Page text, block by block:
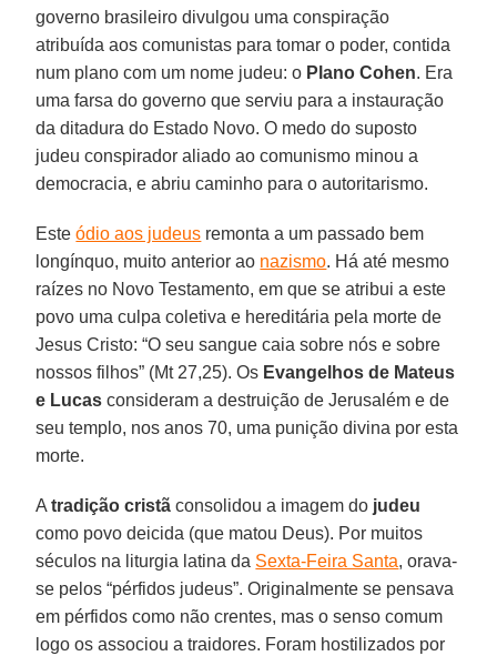
governo brasileiro divulgou uma conspiração
atribuída aos comunistas para tomar o poder, contida
num plano com um nome judeu: o Plano Cohen. Era
uma farsa do governo que serviu para a instauração
da ditadura do Estado Novo. O medo do suposto
judeu conspirador aliado ao comunismo minou a
democracia, e abriu caminho para o autoritarismo.
Esteódio aos judeus remonta a um passado bem
longínquo, muito anterior ao nazismo. Há até mesmo
raízes no Novo Testamento, em que se atribui a este
povo uma culpa coletiva e hereditária pela morte de
Jesus Cristo: “O seu sangue caia sobre nós e sobre
nossos filhos” (Mt 27,25). Os Evangelhos de Mateus
e Lucas consideram a destruição de Jerusalém e de
seu templo, nos anos 70, uma punição divina por esta
morte.
Atradição cristã consolidou a imagem do judeu
como povo deicida (que matou Deus). Por muitos
séculos na liturgia latina da Sexta-Feira Santa, orava-
se pelos “pérfidos judeus”. Originalmente se pensava
em pérfidos como não crentes, mas o senso comum
logo os associou a traidores. Foram hostilizados por